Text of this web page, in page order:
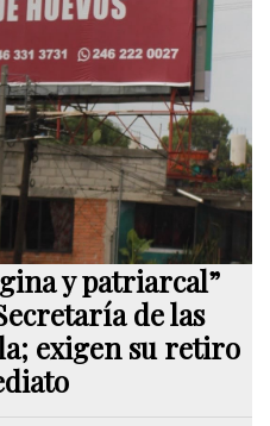
y patriarcal”
de las
exigen su retiro